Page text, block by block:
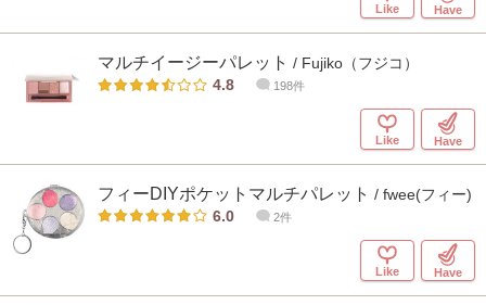
Like Have
マルチイージーパレット / Fujiko（フジコ）
4.8
198件
Like Have
フィーDIYポケットマルチパレット / fwee(フィー)
6.0
2件
Like Have